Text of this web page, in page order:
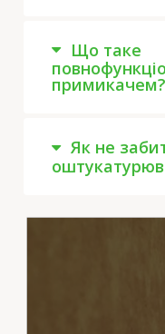
Що таке
примикачем?
Як не